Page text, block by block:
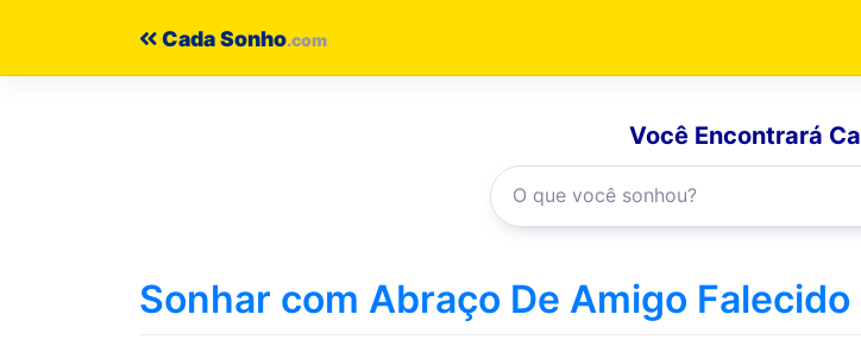
Cada Sonho
Você Encontrará
Sonhar com Abraço De Amigo Falecido